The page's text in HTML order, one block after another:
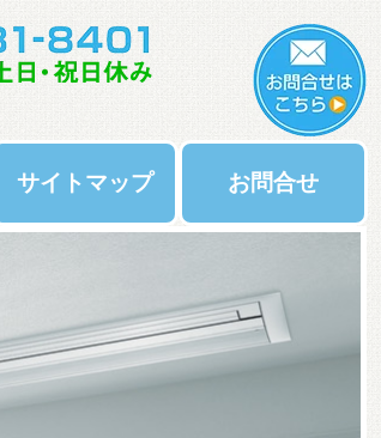
サイトマップ お問合せ